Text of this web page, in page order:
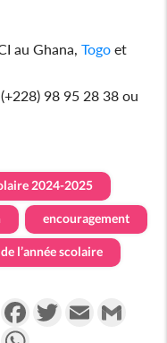
au Ghana,Togo et
98 95 28 38 ou
2024-2025
encouragement
l’année scolaire
PartagerFacebookTwitterEmail
Messenger